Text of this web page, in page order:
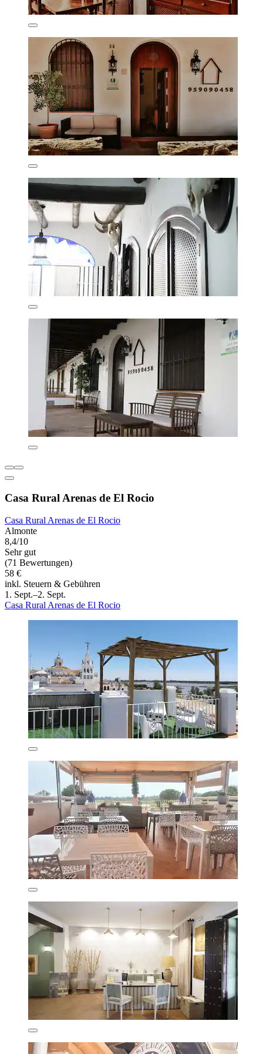
Casa Rural Arenas de El Rocio
Casa Rural Arenas de El Rocio
Almonte
8,4/10
Sehr gut
(71 Bewertungen)
58 €
inkl. Steuern & Gebühren
1. Sept.–2. Sept.
Casa Rural Arenas de El Rocio